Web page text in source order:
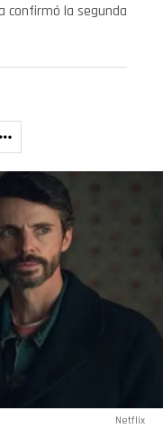
confirmó la segunda
Netflix